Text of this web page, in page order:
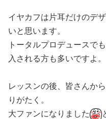
イヤカフは片耳だけのデ
いと思います。
トータルプロデュースで
入される方も多いですよ。
レッスンの後、皆さんか
りがたく。
大ファンになりました